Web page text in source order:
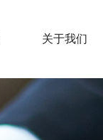
关于我们